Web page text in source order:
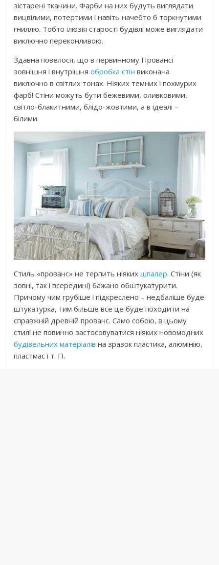
зістарені тканини. Фарби на них будуть виглядати
вицвілими, потертими і навіть начебто б торкнутими
гниллю. Тобто ілюзія старості будівлі може виглядати
виключно переконливою.
Здавна повелося, що в первинному Провансі
зовнішня і внутрішняобробка стін виконана
виключно в світлих тонах. Ніяких темних і похмурих
фарб! Стіни можуть бути бежевими, оливковими,
світло-блакитними, блідо-жовтими, а в ідеалі –
білими.
Стиль «прованс» не терпить ніякихшпалер. Стіни (як
зовні, так і всередині) бажано обштукатурити.
Причому чим грубіше і підкреслено – недбаліше буде
штукатурка, тим більше все це буде походити на
справжній древній прованс. Само собою, в цьому
стилі не повинно застосовуватися ніяких новомодних
будівельних матеріалів на зразок пластика, алюмінію,
пластмас і т. П.